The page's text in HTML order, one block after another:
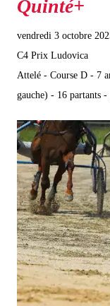
vendredi 3 octobre
C4 Prix Ludovica
Attelé - Course D - 7
gauche) - 16 partants